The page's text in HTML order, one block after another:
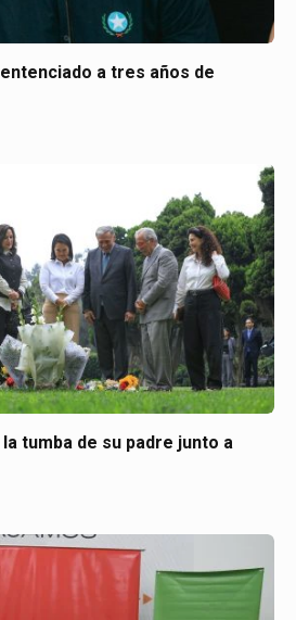
a tres años de
tumba de su padre junto a